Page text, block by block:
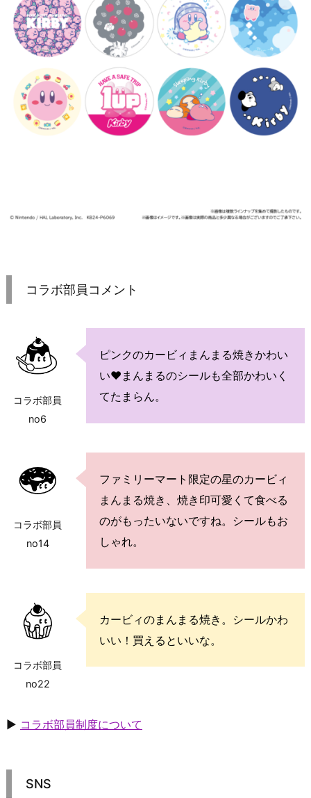
コラボ部員コメント
コラボ部員
no6
ピンクのカービィまんまる焼きかわい
い♥まんまるのシールも全部かわいく
てたまらん。
コラボ部員
no14
ファミリーマート限定の星のカービィ
まんまる焼き、焼き印可愛くて食べる
のがもったいないですね。シールもお
しゃれ。
コラボ部員
no22
カービィのまんまる焼き。シールかわ
いい！買えるといいな。
▶ コラボ部員制度について
SNS